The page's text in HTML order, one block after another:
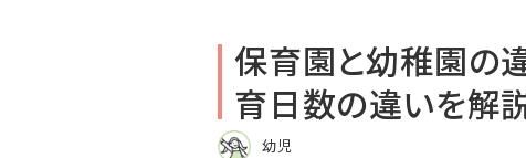
保育園と幼稚園の
育日数の違いを解
幼児